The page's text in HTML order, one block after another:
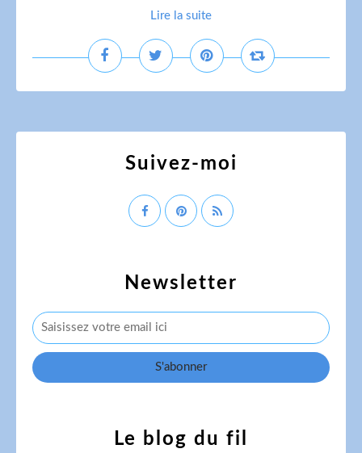
Lire la suite
Newsletter
Le blog du fil
Suivez-moi